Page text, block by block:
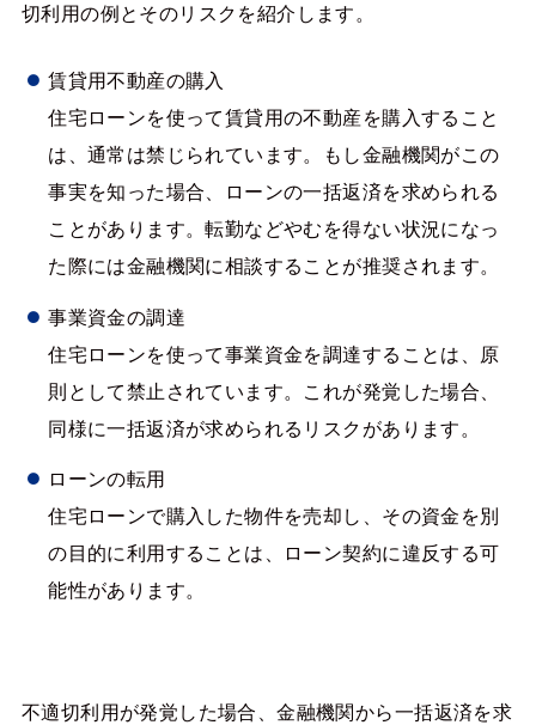
切利用の例とそのリスクを紹介します。
賃貸用不動産の購入
住宅ローンを使って賃貸用の不動産を購入すること
は、通常は禁じられています。もし金融機関がこの
事実を知った場合、ローンの一括返済を求められる
ことがあります。転勤などやむを得ない状況になっ
た際には金融機関に相談することが推奨されます。
事業資金の調達
住宅ローンを使って事業資金を調達することは、原
則として禁止されています。これが発覚した場合、
同様に一括返済が求められるリスクがあります。
ローンの転用
住宅ローンで購入した物件を売却し、その資金を別
の目的に利用することは、ローン契約に違反する可
能性があります。
不適切利用が発覚した場合、金融機関から一括返済を求